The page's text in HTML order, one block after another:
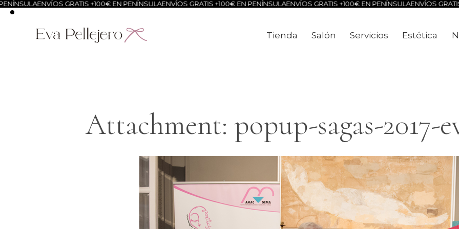
ENVÍOS GRATIS +100€ EN PENÍNSULAENVÍOS GRATIS +100€ EN PENÍNSULAENVÍOS GRATIS +100€ EN PENÍNSULAENVÍOS GRATIS
Tienda Salón Servicios Estética
Attachment: popup-sagas-2017-